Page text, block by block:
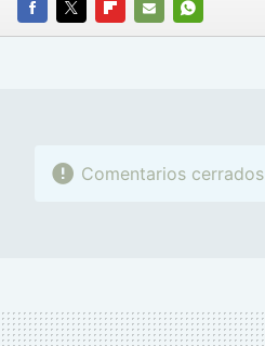
FACEBOOK
TWITTERFLIPBOARD
E-
WHATSAPP
Comentarios cerrados